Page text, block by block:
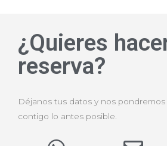
¿Quieres
reserva?
Déjanos tus datos y nos
contigo lo antes posible.